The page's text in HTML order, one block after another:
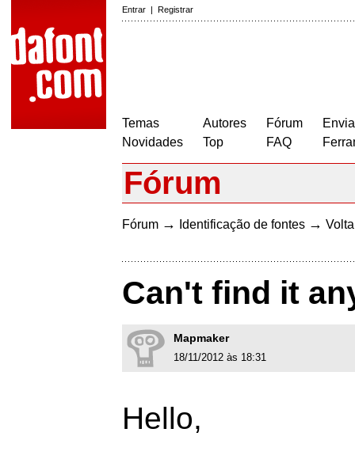
Entrar | Registrar
Temas
Novidades
Autores
Top
Fórum
FAQ
Fórum
Fórum → Identificação de fontes →
Can't find it
Mapmaker
18/11/2012 às 18:31
Hello,